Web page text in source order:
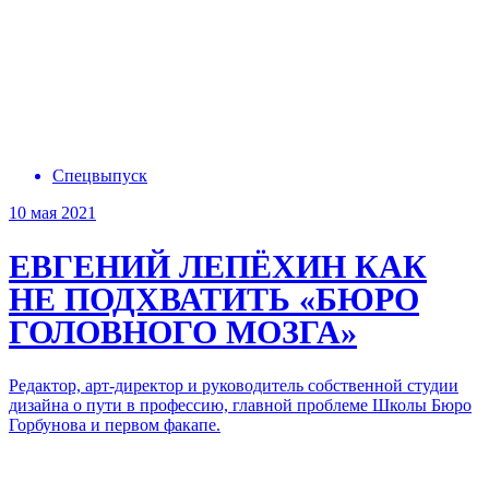
Спецвыпуск
10 мая 2021
ЕВГЕНИЙ ЛЕПЁХИН КАК
НЕ ПОДХВАТИТЬ «БЮРО
ГОЛОВНОГО МОЗГА»
Редактор, арт-директор и руководитель собственной студии
дизайна о пути в профессию, главной проблеме Школы Бюро
Горбунова и первом факапе.